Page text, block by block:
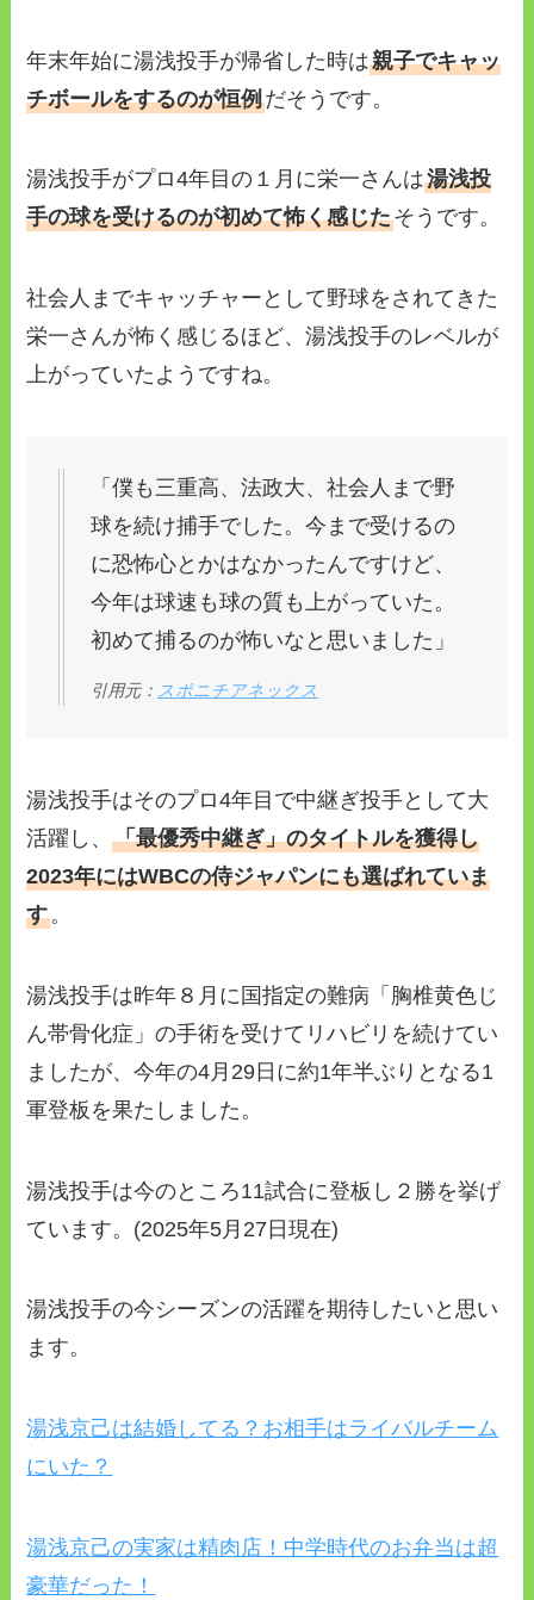
年末年始に湯浅投手が帰省した時は親子でキャッ
チボールをするのが恒例だそうです。
湯浅投手がプロ4年目の１月に栄一さんは湯浅投
手の球を受けるのが初めて怖く感じたそうです。
社会人までキャッチャーとして野球をされてきた
栄一さんが怖く感じるほど、湯浅投手のレベルが
上がっていたようですね。
「僕も三重高、法政大、社会人まで野
球を続け捕手でした。今まで受けるの
に恐怖心とかはなかったんですけど、
今年は球速も球の質も上がっていた。
初めて捕るのが怖いなと思いました」
引用元： スポニチアネックス
湯浅投手はそのプロ4年目で中継ぎ投手として大
活躍し、「最優秀中継ぎ」のタイトルを獲得し
2023年にはWBCの侍ジャパンにも選ばれていま
す。
湯浅投手は昨年８月に国指定の難病「胸椎黄色じ
ん帯骨化症」の手術を受けてリハビリを続けてい
ましたが、今年の4月29日に約1年半ぶりとなる1
軍登板を果たしました。
湯浅投手は今のところ11試合に登板し２勝を挙げ
ています。(2025年5月27日現在)
湯浅投手の今シーズンの活躍を期待したいと思い
ます。
湯浅京己は結婚してる？お相手はライバルチーム
にいた？
湯浅京己の実家は精肉店！中学時代のお弁当は超
豪華だった！